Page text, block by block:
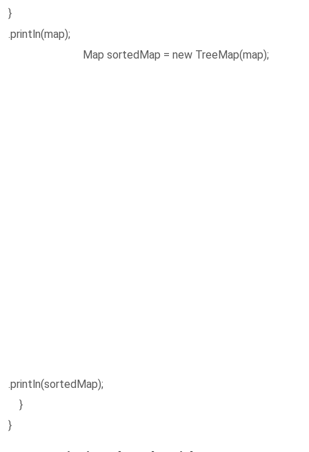
}
.println(map);
Map sortedMap = new TreeMap(map);
.println(sortedMap);
}
}